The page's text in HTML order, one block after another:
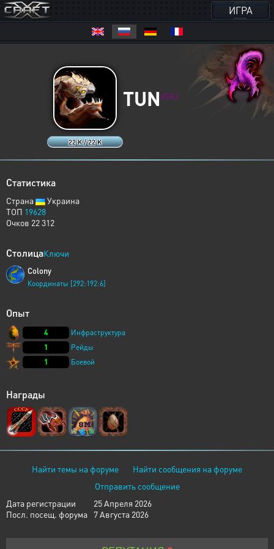
ИГРА
22 K / 22 K
TUN XERJ
Статистика
Страна
Украина
ТОП 19628
Очков 22 312
СтолицаКлючи
Colony
Координаты [292:192:6]
Опыт
4
Инфраструктура
1
Рейды
1
Боевой
Награды
Найти темы на форуме
Найти сообщения на форуме
Отправить сообщение
Дата регистрации
25 Апреля 2026
Посл. посещ. форума
7 Августа 2026